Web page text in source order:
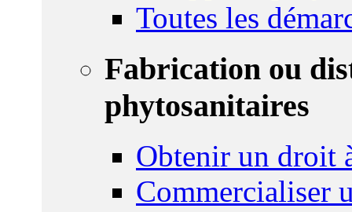
Toutes les
Fabrication ou
phytosanitaires
Obtenir un droit
Commercialiser